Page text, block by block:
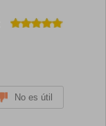
No es útil